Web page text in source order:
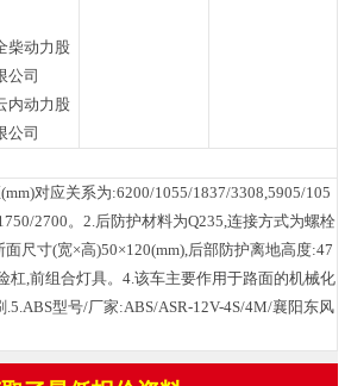
柴动力股
公司
内动力股
公司
对应关系为:6200/1055/1837/3308,5905/105
2700。2.后防护材料为Q235,连接方式为螺栓
尺寸(宽×高)50×120(mm),后部防护离地高度:47
杠,前组合灯具。4.该车主要作用于路面的机械化
型号/厂家:ABS/ASR-12V-4S/4M/襄阳东风